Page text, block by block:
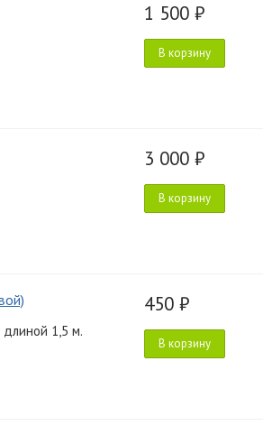
1 500 ₽
В корзину
3 000 ₽
В корзину
1,5 м.
450 ₽
В корзину